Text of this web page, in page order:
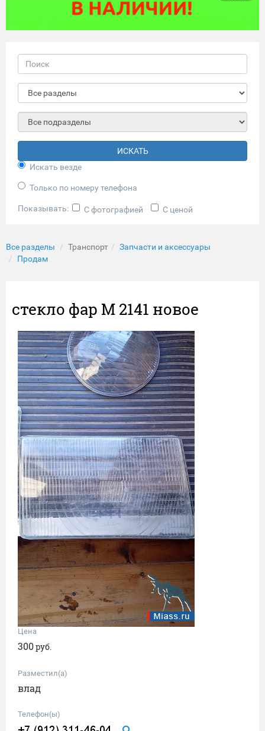
ИСКАТЬ
Искать везде
Только по номеру телефона
Показывать: С фотографией С ценой
Все разделы Транспорт
Запчасти и аксессуары
Продам
стекло фар М 2141 новое
Цена
300руб.
Разместил(а)
влад
Телефон(ы)